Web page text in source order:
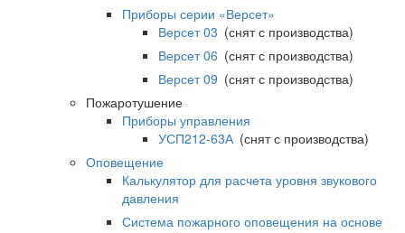
Приборы серии «Версет»
Версет 03 (снят с производства)
Версет 06 (снят с производства)
Версет 09 (снят с производства)
Пожаротушение
Приборы управления
УСП212-63А(снят с производства)
Оповещение
Калькулятор для расчета уровня звукового
давления
Система пожарного оповещения на основе